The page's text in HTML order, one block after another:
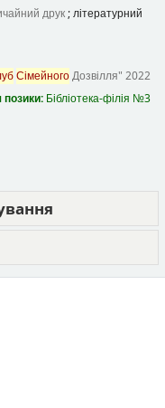
друк; літературний
СімейногоДозвілля" 2022
позики: Бібліотека-філія №3